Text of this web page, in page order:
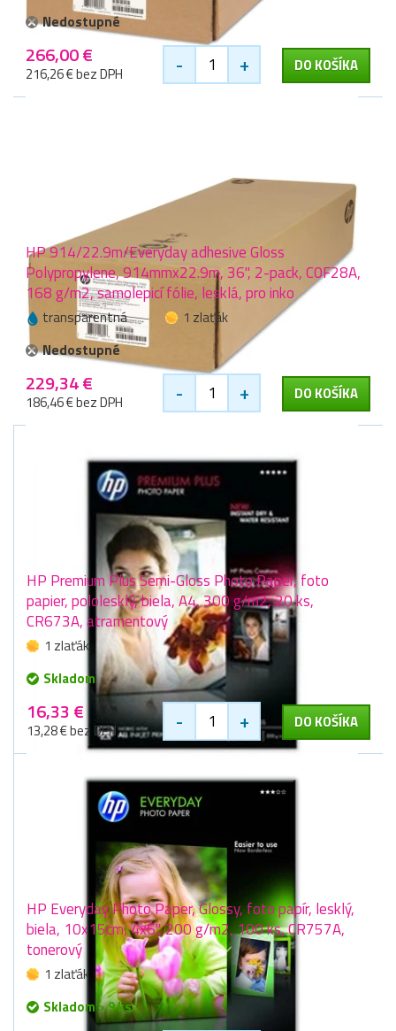
Nedostupné
266,00 €
216,26 € bez DPH - + DO KOŠÍKA
HP 914/22.9m/Everyday adhesive Gloss
Polypropylene, 914mmx22.9m, 36", 2-pack, C0F28A,
168 g/m2, samolepicí fólie, lesklá, pro inko
transparentná
1 zlaťák
Nedostupné
229,34 €
186,46 € bez DPH - + DO KOŠÍKA
HP Premium Plus Semi-Gloss Photo Paper, foto
papier, pololesklý, biela, A4, 300 g/m2, 20 ks,
CR673A, atramentový
1 zlaťák
Skladom
16,33 €
13,28 € bez DPH - + DO KOŠÍKA
HP Everyday Photo Paper, Glossy, foto papír, lesklý,
biela, 10x15cm, 4x6", 200 g/m2, 100 ks, CR757A,
tonerový
1 zlaťák
Skladom > 9 ks